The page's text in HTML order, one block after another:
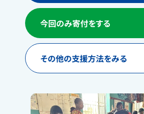
今回のみ寄付をする
その他の支援方法をみる